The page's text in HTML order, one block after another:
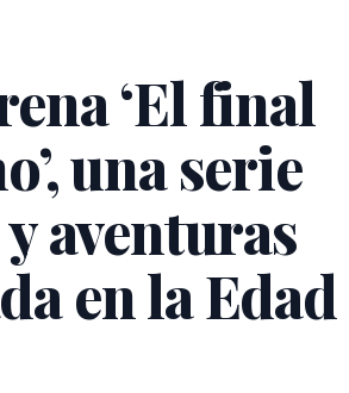
‘El final
una serie
aventuras
en la Edad